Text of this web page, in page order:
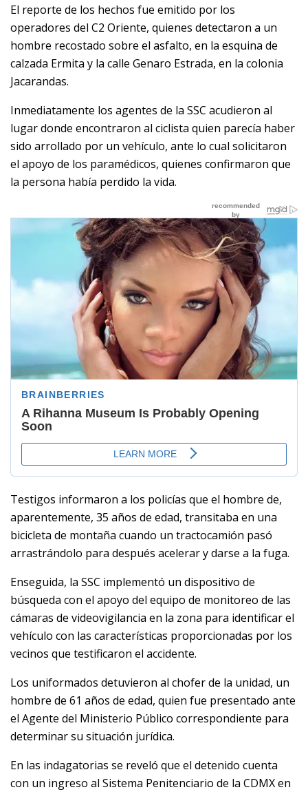
El reporte de los hechos fue emitido por los
operadores del C2 Oriente, quienes detectaron a un
hombre recostado sobre el asfalto, en la esquina de
calzada Ermita y la calle Genaro Estrada, en la colonia
Jacarandas.
Inmediatamente los agentes de la SSC acudieron al
lugar donde encontraron al ciclista quien parecía haber
sido arrollado por un vehículo, ante lo cual solicitaron
el apoyo de los paramédicos, quienes confirmaron que
la persona había perdido la vida.
Testigos informaron a los policías que el hombre de,
aparentemente, 35 años de edad, transitaba en una
bicicleta de montaña cuando un tractocamión pasó
arrastrándolo para después acelerar y darse a la fuga.
Enseguida, la SSC implementó un dispositivo de
búsqueda con el apoyo del equipo de monitoreo de las
cámaras de videovigilancia en la zona para identificar el
vehículo con las características proporcionadas por los
vecinos que testificaron el accidente.
Los uniformados detuvieron al chofer de la unidad, un
hombre de 61 años de edad, quien fue presentado ante
el Agente del Ministerio Público correspondiente para
determinar su situación jurídica.
En las indagatorias se reveló que el detenido cuenta
con un ingreso al Sistema Penitenciario de la CDMX en